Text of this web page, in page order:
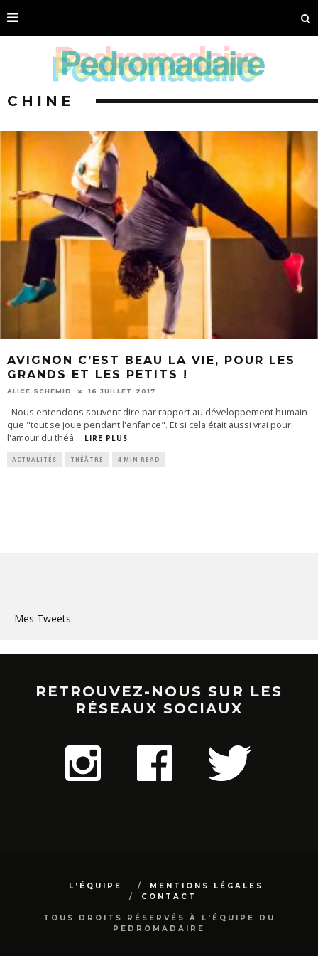
CHINE
AVIGNON C’EST BEAU LA VIE, POUR LES
GRANDS ET LES PETITS !
ALICE SCHEMID 16 JUILLET 2017
Nous entendons souvent dire par rapport au développement humain
que "tout se joue pendant l'enfance". Et si cela était aussi vrai pour
l'amour du théâ... LIRE PLUS
ACTUALITÉS THÉÂTRE 4 MIN READ
Mes Tweets
RETROUVEZ-NOUS SUR LES
RÉSEAUX SOCIAUX
L’ÉQUIPE
MENTIONS LÉGALES
CONTACT
TOUS DROITS RÉSERVÉS À L'ÉQUIPE DU
PEDROMADAIRE